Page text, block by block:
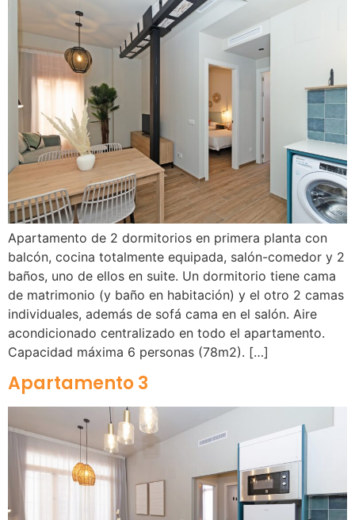
Apartamento de 2 dormitorios en primera planta con
balcón, cocina totalmente equipada, salón-comedor y 2
baños, uno de ellos en suite. Un dormitorio tiene cama
de matrimonio (y baño en habitación) y el otro 2 camas
individuales, además de sofá cama en el salón. Aire
acondicionado centralizado en todo el apartamento.
Capacidad máxima 6 personas (78m2). […]
Apartamento 3